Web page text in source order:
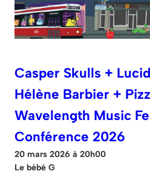
Casper Skulls +
Hélène Barbier +
Wavelength Music
Conférence 2026
20 mars 2026 à 20h00
Le bébé G